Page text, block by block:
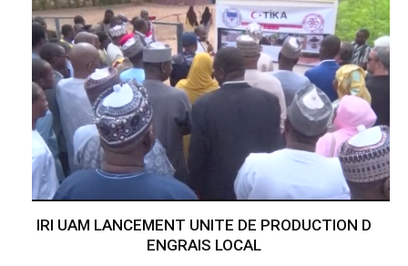
IRI UAM LANCEMENT UNITE DE PRODUCTION D
ENGRAIS LOCAL